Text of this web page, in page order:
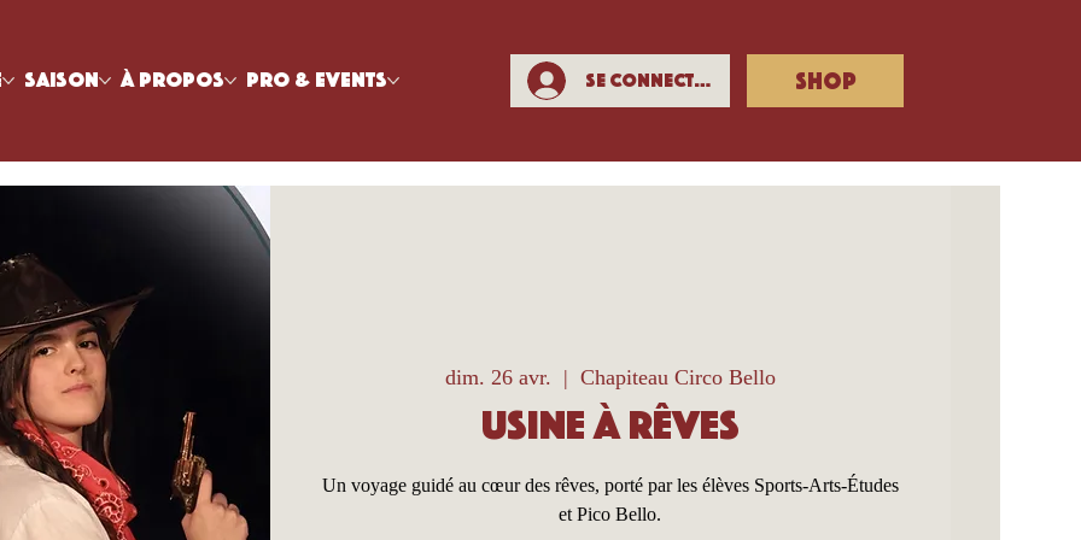
Saison À propos Pro & Events Se connecter SHOP
dim. 26 avr.
  |
Chapiteau Circo Bello
Usine à Rêves
Un voyage guidé au cœur des rêves, porté par les élèves Sports-Arts-Études
et Pico Bello.